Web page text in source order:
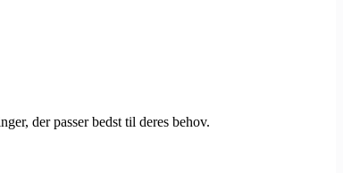
der passer bedst til deres behov.